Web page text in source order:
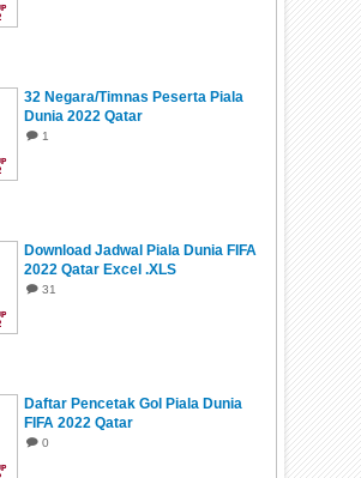
32 Negara/Timnas Peserta Piala
Dunia 2022 Qatar
1
Download Jadwal Piala Dunia FIFA
2022 Qatar Excel .XLS
31
Daftar Pencetak Gol Piala Dunia
FIFA 2022 Qatar
0